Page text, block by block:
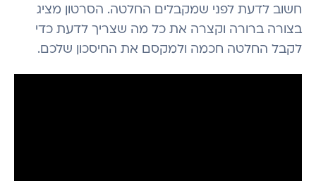
חשוב לדעת לפני שמקבלים החלטה. הסרטון מציג
בצורה ברורה וקצרה את כל מה שצריך לדעת כדי
לקבל החלטה חכמה ולמקסם את החיסכון שלכם.